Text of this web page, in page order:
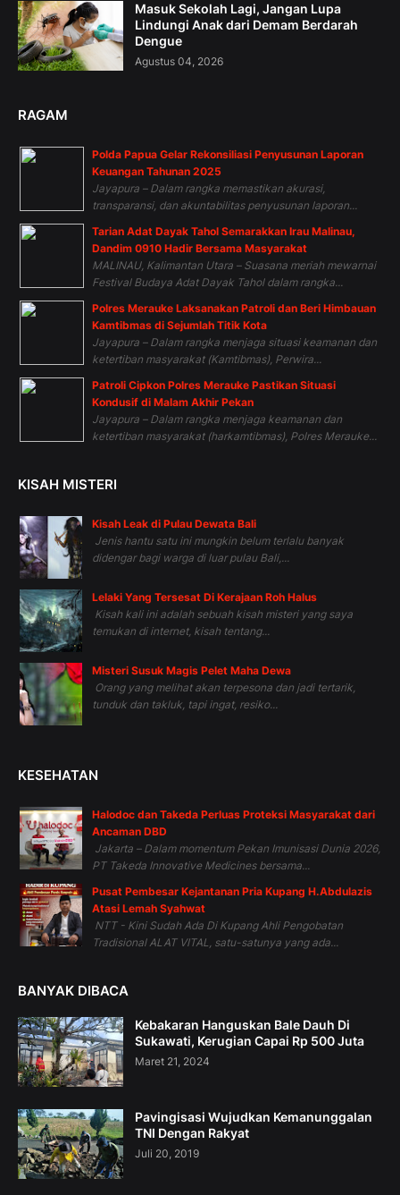
Masuk Sekolah Lagi, Jangan Lupa
Lindungi Anak dari Demam Berdarah
Dengue
Agustus 04, 2026
RAGAM
Polda Papua Gelar Rekonsiliasi Penyusunan Laporan
Keuangan Tahunan 2025
Jayapura – Dalam rangka memastikan akurasi,
transparansi, dan akuntabilitas penyusunan laporan...
Tarian Adat Dayak Tahol Semarakkan Irau Malinau,
Dandim 0910 Hadir Bersama Masyarakat
MALINAU, Kalimantan Utara – Suasana meriah mewarnai
Festival Budaya Adat Dayak Tahol dalam rangka...
Polres Merauke Laksanakan Patroli dan Beri Himbauan
Kamtibmas di Sejumlah Titik Kota
Jayapura – Dalam rangka menjaga situasi keamanan dan
ketertiban masyarakat (Kamtibmas), Perwira...
Patroli Cipkon Polres Merauke Pastikan Situasi
Kondusif di Malam Akhir Pekan
Jayapura – Dalam rangka menjaga keamanan dan
ketertiban masyarakat (harkamtibmas), Polres Merauke...
KISAH MISTERI
Kisah Leak di Pulau Dewata Bali
Jenis hantu satu ini mungkin belum terlalu banyak
didengar bagi warga di luar pulau Bali,...
Lelaki Yang Tersesat Di Kerajaan Roh Halus
Kisah kali ini adalah sebuah kisah misteri yang saya
temukan di internet, kisah tentang...
Misteri Susuk Magis Pelet Maha Dewa
Orang yang melihat akan terpesona dan jadi tertarik,
tunduk dan takluk, tapi ingat, resiko...
KESEHATAN
Halodoc dan Takeda Perluas Proteksi Masyarakat dari
Ancaman DBD
Jakarta – Dalam momentum Pekan Imunisasi Dunia 2026,
PT Takeda Innovative Medicines bersama...
Pusat Pembesar Kejantanan Pria Kupang H.Abdulazis
Atasi Lemah Syahwat
NTT - Kini Sudah Ada Di Kupang Ahli Pengobatan
Tradisional ALAT VITAL, satu-satunya yang ada...
BANYAK DIBACA
Kebakaran Hanguskan Bale Dauh Di
Sukawati, Kerugian Capai Rp 500 Juta
Maret 21, 2024
Pavingisasi Wujudkan Kemanunggalan
TNI Dengan Rakyat
Juli 20, 2019